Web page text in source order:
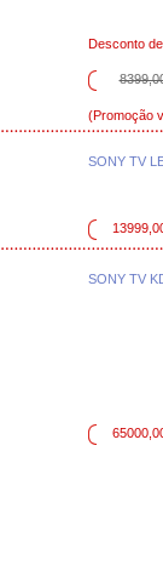
Desconto
(Promoção
SONY TV
SONY TV